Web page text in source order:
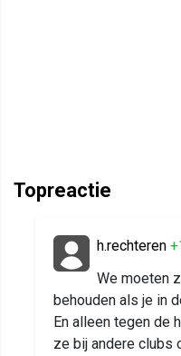
Topreactie
h.rechteren
We moeten
behouden als je in
En alleen tegen de
ze bij andere clubs